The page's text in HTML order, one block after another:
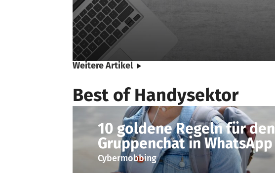
Weitere Artikel
Best of Handysektor
10 goldene Regeln für den
Gruppenchat in WhatsApp
Cybermobbing